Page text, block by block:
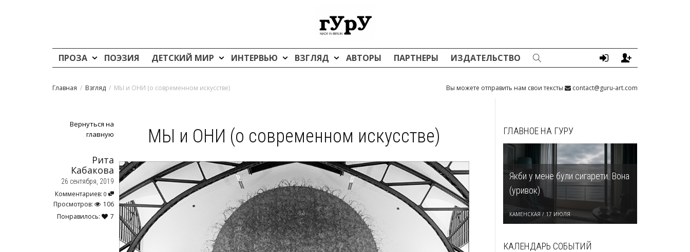
ПРОЗА ПОЭЗИЯ ДЕТСКИЙ МИР ИНТЕРВЬЮ ВЗГЛЯД АВТОРЫ ПАРТНЕРЫ ИЗДАТЕЛЬСТВО
Главная Взгляд МЫ и ОНИ (о современном искусстве) Вы можете отправить нам свои тексты contact@guru-art.com
Вернуться на
главную
Рита
Кабакова
26 сентября, 2019
Комментариев: 0
Просмотров:
106
Понравилось:
7
МЫ и ОНИ (о современном искусстве) ГЛАВНОЕ НА ГУРУ
Якби у мене були сигарети. Вона
(уривок)
КАМЕНСКАЯ / 17 ИЮЛЯ
КАЛЕНДАРЬ СОБЫТИЙ